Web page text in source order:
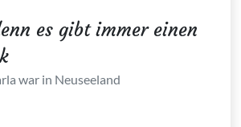
es gibt immer einen
war in Neuseeland